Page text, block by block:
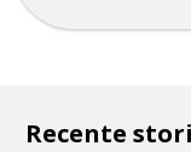
Recente